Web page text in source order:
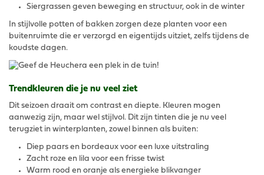
Siergrassen geven beweging en structuur, ook in de winter
In stijlvolle potten of bakken zorgen deze planten voor een
buitenruimte die er verzorgd en eigentijds uitziet, zelfs tijdens de
koudste dagen.
Trendkleuren die je nu veel ziet
Dit seizoen draait om contrast en diepte. Kleuren mogen
aanwezig zijn, maar wel stijlvol. Dit zijn tinten die je nu veel
terugziet in winterplanten, zowel binnen als buiten:
Diep paars en bordeaux voor een luxe uitstraling
Zacht roze en lila voor een frisse twist
Warm rood en oranje als energieke blikvanger